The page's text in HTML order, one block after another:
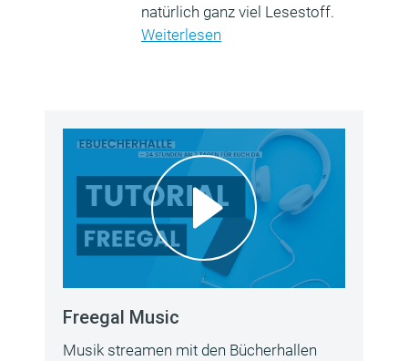
natürlich ganz viel Lesestoff.
Weiterlesen
Freegal Music
Musik streamen mit den Bücherhallen